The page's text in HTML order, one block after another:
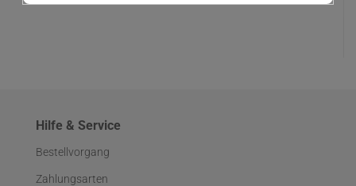
Hilfe & Service
Bestellvorgang
Zahlungsarten